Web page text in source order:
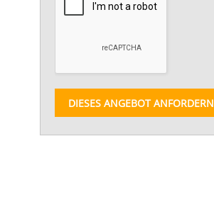
DIESES ANGEBOT ANFORDERN